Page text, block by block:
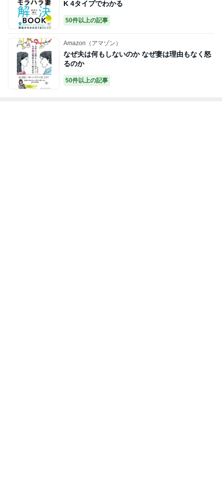
K 4タイプでわかる
50件以上の記事
Amazon（アマゾン）
なぜ夫は何もしないのか なぜ妻は理由もなく怒
るのか
50件以上の記事